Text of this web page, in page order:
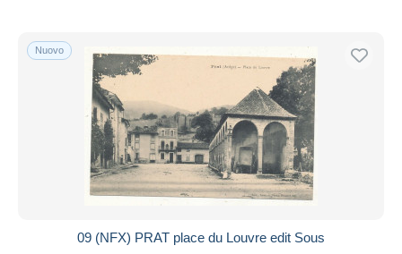
Nuovo
09 (NFX) PRAT place du Louvre edit Sous